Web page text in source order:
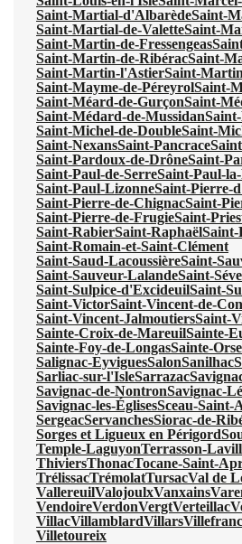
Saint-Martial-d'AlbarèdeSaint-
Saint-Martial-de-ValetteSaint-
Saint-Martin-de-Fressengeas
Saint-Martin-de-RibéracSaint-
Saint-Martin-l'AstierSaint-
Saint-Mayme-de-PéreyrolSaint-
Saint-Méard-de-GurçonSaint-
Saint-Médard-de-Mussidan
Saint-Michel-de-DoubleSaint-
Saint-NexansSaint-Pancrace
Saint-Pardoux-de-DrôneSaint-
Saint-Paul-de-SerreSaint-Paul-
Saint-Paul-LizonneSaint-Pierre-
Saint-Pierre-de-ChignacSaint-
Saint-Pierre-de-FrugieSaint-
Saint-RabierSaint-RaphaëlSaint-
Saint-Romain-et-Saint-Clément
Saint-Saud-LacoussièreSaint-
Saint-Sauveur-LalandeSaint-
Saint-Sulpice-d'ExcideuilSaint-
Saint-VictorSaint-Vincent-de-
Saint-Vincent-JalmoutiersSaint-
Sainte-Croix-de-MareuilSainte-
Sainte-Foy-de-LongasSainte-Orse
Salignac-EyviguesSalonSanilhac
Sarliac-sur-l'IsleSarrazac
Savignac-de-NontronSavignac-
Savignac-les-ÉglisesSceau-Saint-
SergeacServanchesSiorac-de-
Sorges et Ligueux en Périgord
Temple-LaguyonTerrasson-
ThiviersThonacTocane-Saint-
TrélissacTrémolatTursacVal de
VallereuilValojoulxVanxains
VendoireVerdonVergtVerteillac
VillacVillamblardVillars
Villetoureix